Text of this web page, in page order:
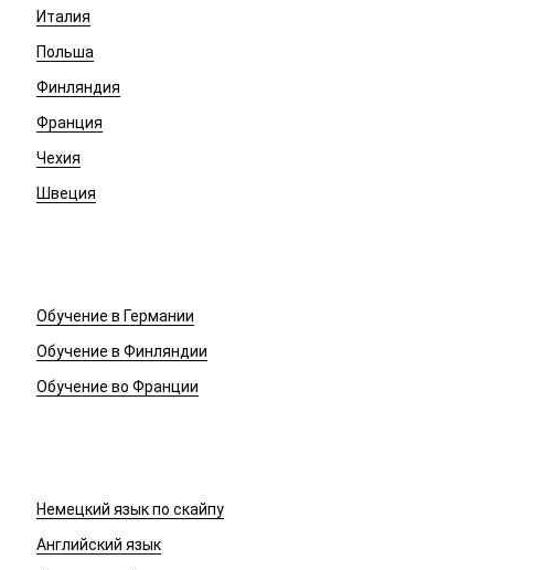
Италия
Польша
Финляндия
Франция
Чехия
Швеция
Обучение в Германии
Обучение в Финляндии
Обучение во Франции
Немецкий язык по скайпу
Английский язык